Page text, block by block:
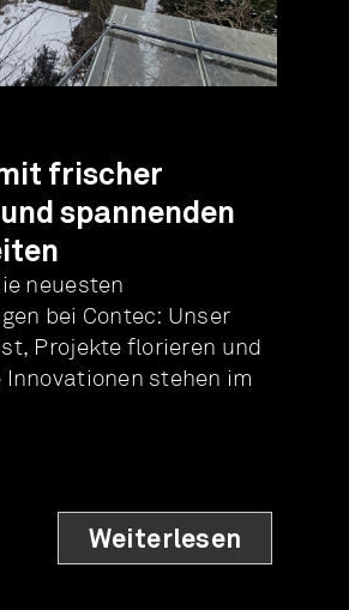
frischer
spannenden
neuesten
bei Contec: Unser
Projekte florieren und
Innovationen stehen im
Weiterlesen